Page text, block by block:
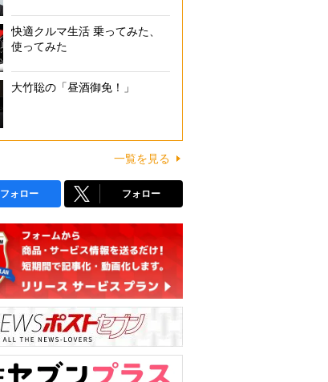
快適クルマ生活 乗ってみた、
使ってみた
大竹聡の「昼酒御免！」
一覧を見る
フォロー フォロー